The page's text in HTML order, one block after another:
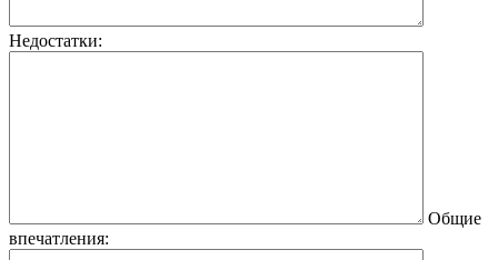
Недостатки:
Общие
впечатления: